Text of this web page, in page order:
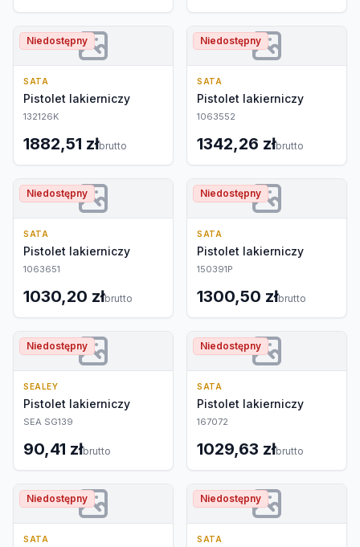
Niedostępny
SATA
Pistolet lakierniczy
132126K
1882,51 złbrutto
Niedostępny
SATA
Pistolet lakierniczy
1063552
1342,26 złbrutto
Niedostępny
SATA
Pistolet lakierniczy
1063651
1030,20 złbrutto
Niedostępny
SATA
Pistolet lakierniczy
150391P
1300,50 złbrutto
Niedostępny
SEALEY
Pistolet lakierniczy
SEA SG139
90,41 złbrutto
Niedostępny
SATA
Pistolet lakierniczy
167072
1029,63 złbrutto
Niedostępny
SATA
Niedostępny
SATA